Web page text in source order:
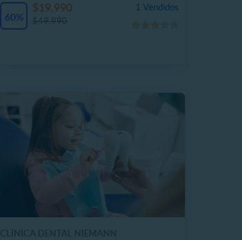
60%
1 Vendidos
$19.990